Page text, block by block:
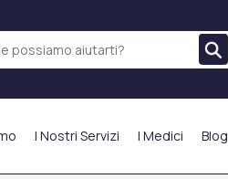
I Nostri Servizi I Medici Blog